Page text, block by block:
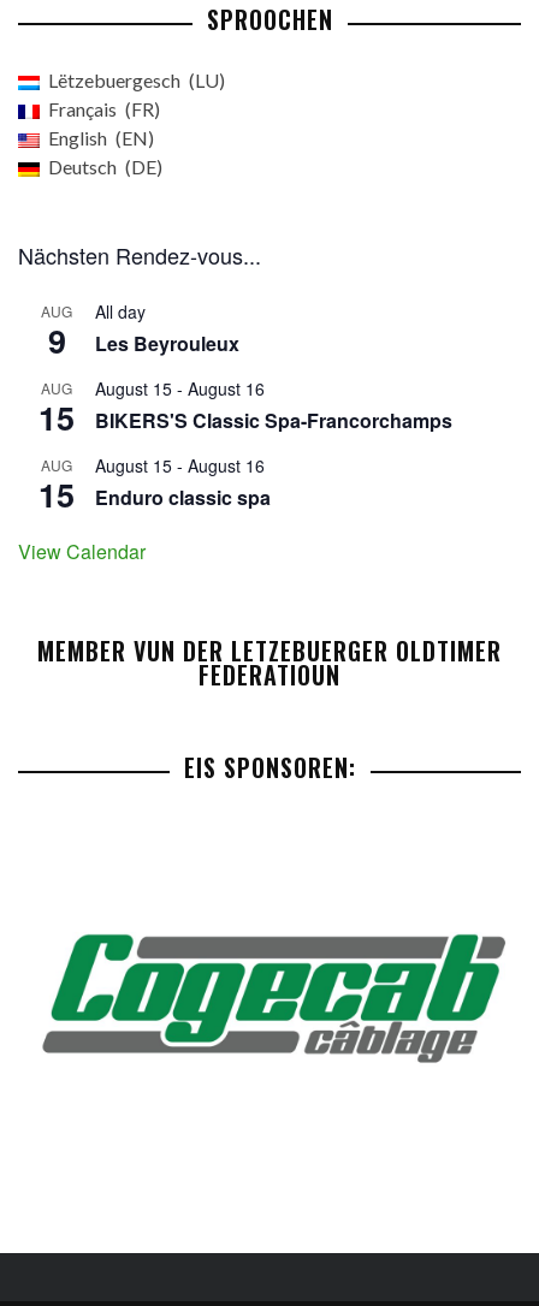
SPROOCHEN
Lëtzebuergesch
LU
Français
FR
English
EN
Deutsch
DE
Nächsten Rendez-vous...
AUG
9
All day
Les Beyrouleux
AUG
15
August 15 - August 16
BIKERS'S Classic Spa-Francorchamps
AUG
15
August 15 - August 16
Enduro classic spa
View Calendar
MEMBER VUN DER LETZEBUERGER OLDTIMER
FEDERATIOUN
EIS SPONSOREN: